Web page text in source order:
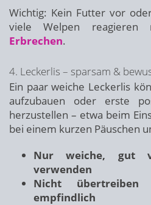
Wichtig: Kein Futter vor
viele Welpen
Erbrechen.
4. Leckerlis – sparsam &
Ein paar weiche Leckerlis
aufzubauen oder erste
herzustellen – etwa beim
bei einem kurzen Päuschen
Nur weiche, gut
verwenden
Nicht
empfindlich